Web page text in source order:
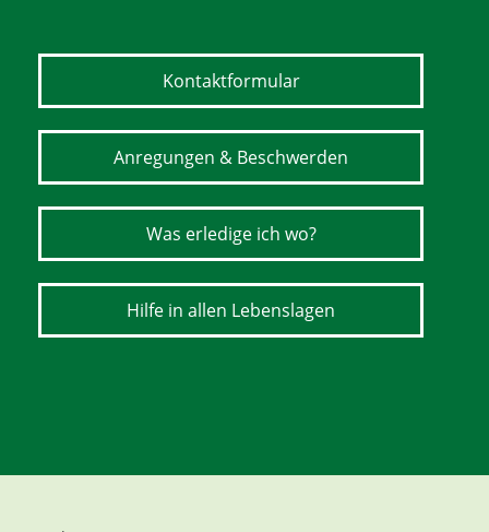
Kontaktformular
Anregungen & Beschwerden
Was erledige ich wo?
Hilfe in allen Lebenslagen